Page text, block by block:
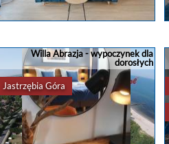
Nowoczesne 2, 4 i 6 - osobowe
apartamenty w Trójmieście!? Każdy
apartament z aneksem kuchennym,
łazienką ...
apartamenty,domki rezerwacja...
Jastrzębia Góra
Willa Abrazja - wypoczynek dla
dorosłych